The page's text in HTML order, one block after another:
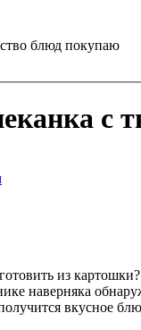
блюд покупаю
с
из
наверняка
вкусное